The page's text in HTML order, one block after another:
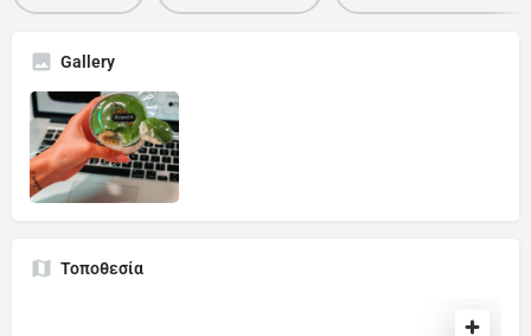
Gallery
Τοποθεσία